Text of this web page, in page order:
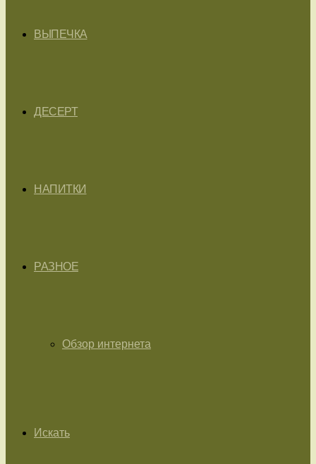
ВЫПЕЧКА
ДЕСЕРТ
НАПИТКИ
РАЗНОЕ
Обзор интернета
Искать